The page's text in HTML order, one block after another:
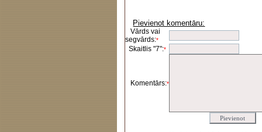
Pievienot komentāru:
Vārds vai
segvārds:*
Skaitlis "7":*
Komentārs:*